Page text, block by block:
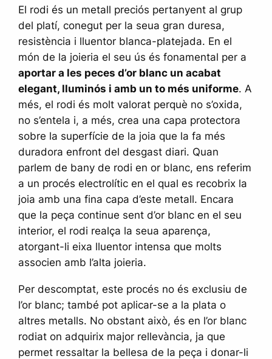
El rodi és un metall preciós pertanyent al grup
del platí, conegut per la seua gran duresa,
resistència i lluentor blanca-platejada. En el
món de la joieria el seu ús és fonamental per a
aportar a les peces d’or blanc un acabat
elegant, lluminós i amb un to més uniforme. A
més, el rodi és molt valorat perquè no s’oxida,
no s’entela i, a més, crea una capa protectora
sobre la superfície de la joia que la fa més
duradora enfront del desgast diari. Quan
parlem de bany de rodi en or blanc, ens referim
a un procés electrolític en el qual es recobrix la
joia amb una fina capa d’este metall. Encara
que la peça continue sent d’or blanc en el seu
interior, el rodi realça la seua aparença,
atorgant-li eixa lluentor intensa que molts
associen amb l’alta joieria.
Per descomptat, este procés no és exclusiu de
l’or blanc; també pot aplicar-se a la plata o
altres metalls. No obstant això, és en l’or blanc
rodiat on adquirix major rellevància, ja que
permet ressaltar la bellesa de la peça i donar-li